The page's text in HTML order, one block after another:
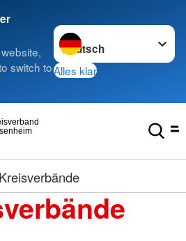
switch to
Sprache wechseln zu
Alles klar
Kreisverbände